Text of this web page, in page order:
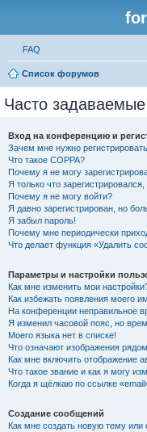
FAQ
Список форумов
Часто
Вход на конференцию и
Зачем мне нужно
Что такое COPPA?
Почему я не могу
Я только что
Почему я не могу войти?
Я давно зарегистрирован, но
Я забыл пароль!
Почему мне периодически
Что делает функция «Удалить
Параметры и настройки
Как мне изменить мои
Как избежать появления моего
На конференции неправильное
Я изменил часовой пояс, но
Моего языка нет в списке!
Что означают изображения
Как мне включить отображение
Что такое звание и как я могу
Когда я щёлкаю по ссылке
Создание сообщений
Как мне создать новую тему или